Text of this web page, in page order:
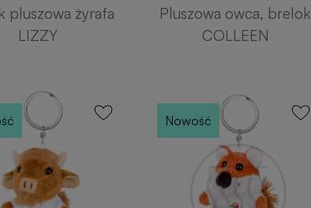
pluszowa żyrafa
LIZZY
Pluszowa owca, brelok
COLLEEN
Nowość